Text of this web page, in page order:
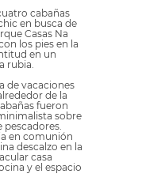
cabañas
en busca de
Casas Na
los pies en la
en un
rubia.
de vacaciones
de la
fueron
sobre
pescadores.
en comunión
descalzo en la
casa
y el espacio